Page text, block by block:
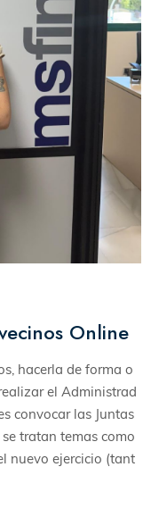
Online
hacerla de forma o
el Administrad
convocar las Juntas
tratan temas como
nuevo ejercicio (tant